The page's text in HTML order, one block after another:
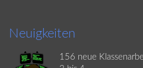
Neuigkeiten
156 neue